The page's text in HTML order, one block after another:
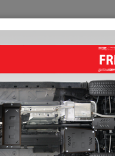
HOME VERZENDING
3
versnellingsbak voor